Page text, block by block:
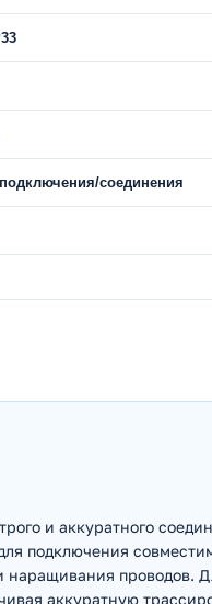
соединения
и аккуратного
подключения
наращивания проводов.
аккуратную